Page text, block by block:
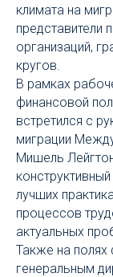
климата на
представители
организаций,
кругов.
В рамках
финансовой
встретился с
миграции
Мишель
лучших
процессов
актуальных
Также на полях
генеральным